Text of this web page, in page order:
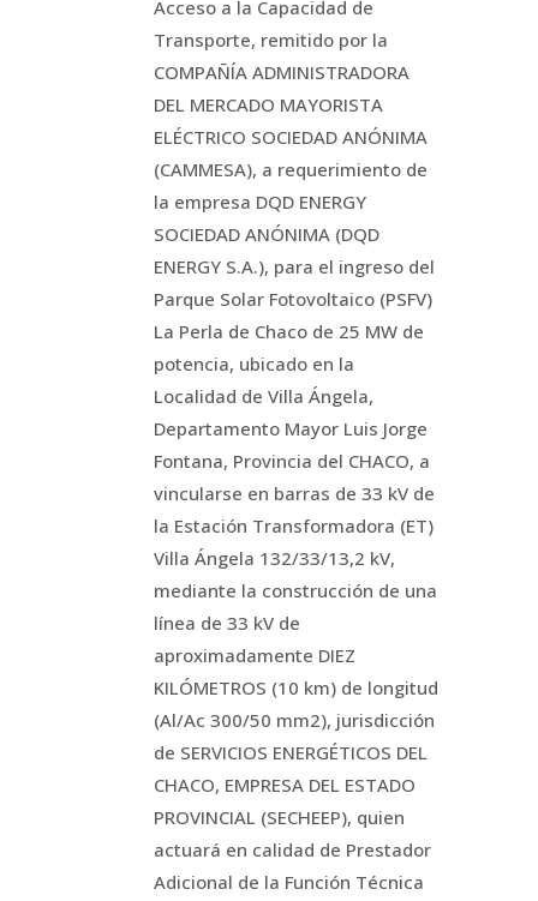
Acceso a la Capacidad de
Transporte, remitido por la
COMPAÑÍA ADMINISTRADORA
DEL MERCADO MAYORISTA
ELÉCTRICO SOCIEDAD ANÓNIMA
(CAMMESA), a requerimiento de
la empresa DQD ENERGY
SOCIEDAD ANÓNIMA (DQD
ENERGY S.A.), para el ingreso del
Parque Solar Fotovoltaico (PSFV)
La Perla de Chaco de 25 MW de
potencia, ubicado en la
Localidad de Villa Ángela,
Departamento Mayor Luis Jorge
Fontana, Provincia del CHACO, a
vincularse en barras de 33 kV de
la Estación Transformadora (ET)
Villa Ángela 132/33/13,2 kV,
mediante la construcción de una
línea de 33 kV de
aproximadamente DIEZ
KILÓMETROS (10 km) de longitud
(Al/Ac 300/50 mm2), jurisdicción
de SERVICIOS ENERGÉTICOS DEL
CHACO, EMPRESA DEL ESTADO
PROVINCIAL (SECHEEP), quien
actuará en calidad de Prestador
Adicional de la Función Técnica